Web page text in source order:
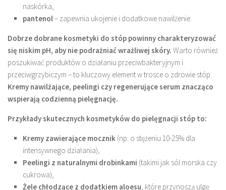
naskórka,
pantenol– zapewnia ukojenie i dodatkowe nawilżenie.
Dobrze dobrane kosmetyki do stóp powinny charakteryzować
się niskim pH, aby nie podrażniać wrażliwej skóry. Warto również
poszukiwać produktów o działaniu przeciwbakteryjnym i
przeciwgrzybiczym – to kluczowy element w trosce o zdrowie stóp.
Kremy nawilżające, peelingi czy regenerujące serum znacząco
wspierają codzienną pielęgnację.
Przykłady skutecznych kosmetyków do pielęgnacji stóp to:
Kremy zawierające mocznik (np. o stężeniu 10-25% dla
intensywnego działania),
Peelingi z naturalnymi drobinkami (takimi jak sól morska czy
cukrowa),
Żele chłodzące z dodatkiem aloesu, które przynoszą ulgę